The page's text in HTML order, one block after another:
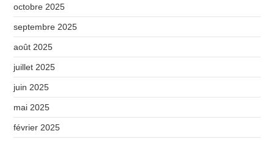
octobre 2025
septembre 2025
août 2025
juillet 2025
juin 2025
mai 2025
février 2025